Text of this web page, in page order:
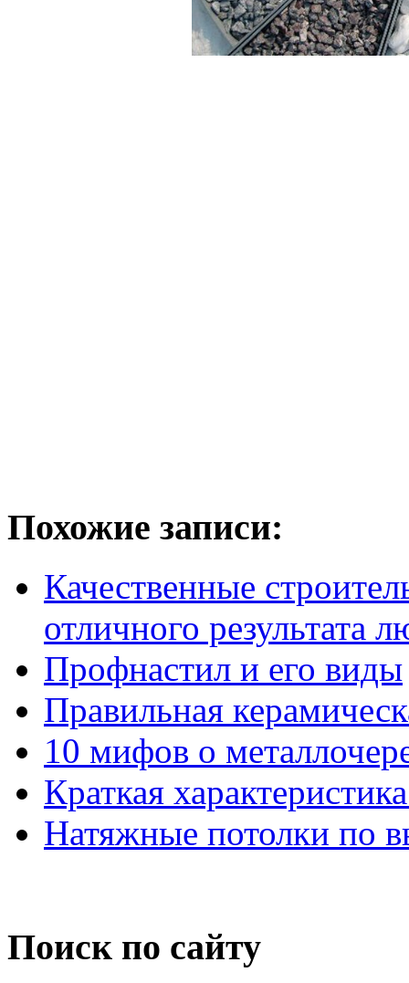
Похожие записи:
Качественные
отличного результата
Профнастил и его виды
Правильная
10 мифов о
Краткая
Натяжные потолки по
Поиск по сайту